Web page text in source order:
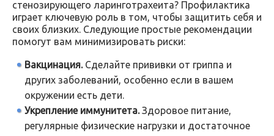
стенозирующего ларинготрахеита? Профилактика
играет ключевую роль в том, чтобы защитить себя и
своих близких. Следующие простые рекомендации
помогут вам минимизировать риски:
Вакцинация.Сделайте прививки от гриппа и
других заболеваний, особенно если в вашем
окружении есть дети.
Укрепление иммунитета.Здоровое питание,
регулярные физические нагрузки и достаточное